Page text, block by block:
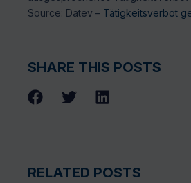
Source: Datev – Tätigkeitsverbot
SHARE THIS POSTS
RELATED POSTS